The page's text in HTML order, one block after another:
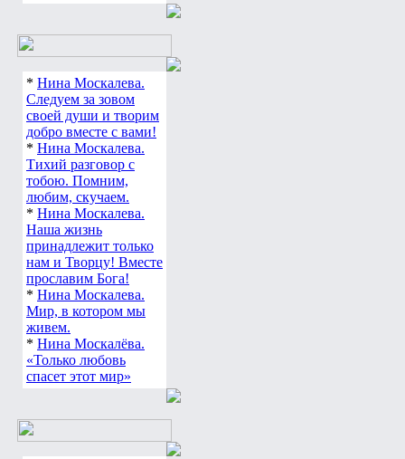
* Нина Москалева.
Следуем за зовом
своей души и творим
добро вместе с вами!
* Нина Москалева.
Тихий разговор с
тобою. Помним,
любим, скучаем.
* Нина Москалева.
Наша жизнь
принадлежит только
нам и Творцу! Вместе
прославим Бога!
* Нина Москалева.
Мир, в котором мы
живем.
* Нина Москалёва.
«Только любовь
спасет этот мир»